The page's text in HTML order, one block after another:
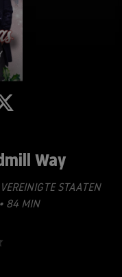
Way
STAATEN
84 MIN